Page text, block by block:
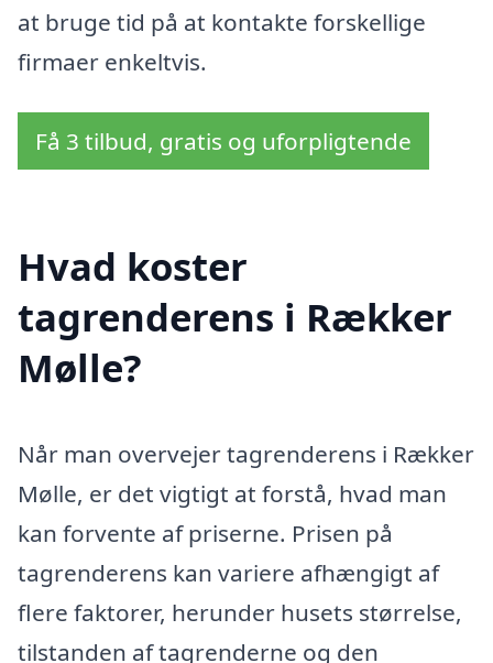
at bruge tid på at kontakte forskellige
firmaer enkeltvis.
Få 3 tilbud, gratis og uforpligtende
Hvad koster
tagrenderens i Rækker
Mølle?
Når man overvejer tagrenderens i Rækker
Mølle, er det vigtigt at forstå, hvad man
kan forvente af priserne. Prisen på
tagrenderens kan variere afhængigt af
flere faktorer, herunder husets størrelse,
tilstanden af tagrenderne og den